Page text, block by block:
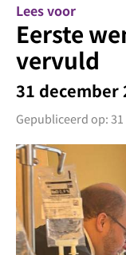
Lees voor
Eerste
vervuld
31 december
Gepubliceerd op: